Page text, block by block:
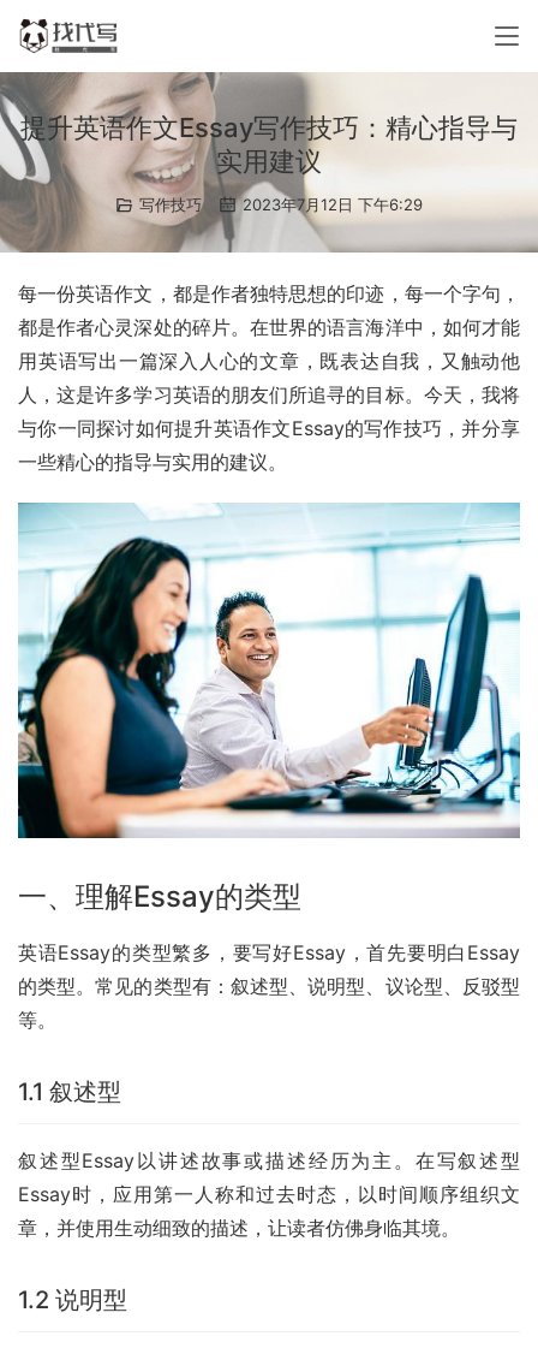
提升英语作文Essay写作技巧：精心指导与
实用建议
写作技巧 2023年7月12日 下午6:29
每一份英语作文，都是作者独特思想的印迹，每一个字句，
都是作者心灵深处的碎片。在世界的语言海洋中，如何才能
用英语写出一篇深入人心的文章，既表达自我，又触动他
人，这是许多学习英语的朋友们所追寻的目标。今天，我将
与你一同探讨如何提升英语作文Essay的写作技巧，并分享
一些精心的指导与实用的建议。
一、理解Essay的类型
英语Essay的类型繁多，要写好Essay，首先要明白Essay
的类型。常见的类型有：叙述型、说明型、议论型、反驳型
等。
1.1 叙述型
叙述型Essay以讲述故事或描述经历为主。在写叙述型
Essay时，应用第一人称和过去时态，以时间顺序组织文
章，并使用生动细致的描述，让读者仿佛身临其境。
1.2 说明型